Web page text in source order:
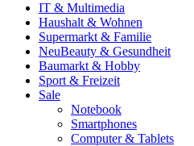
IT & Multimedia
Haushalt & Wohnen
Supermarkt & Familie
NeuBeauty & Gesundheit
Baumarkt & Hobby
Sport & Freizeit
Sale
Notebook
Smartphones
Computer & Tablets